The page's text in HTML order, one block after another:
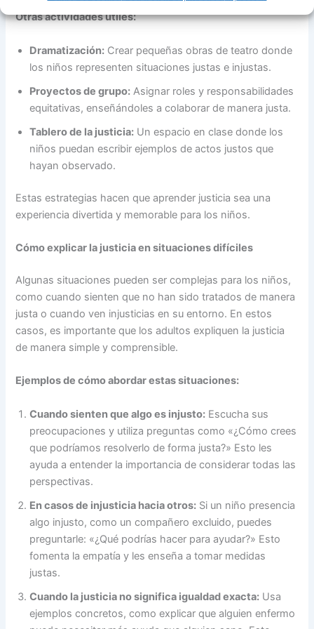
Otras actividades útiles:
Dramatización: Crear pequeñas obras de teatro donde
los niños representen situaciones justas e injustas.
Proyectos de grupo: Asignar roles y responsabilidades
equitativas, enseñándoles a colaborar de manera justa.
Tablero de la justicia: Un espacio en clase donde los
niños puedan escribir ejemplos de actos justos que
hayan observado.
Estas estrategias hacen que aprender justicia sea una
experiencia divertida y memorable para los niños.
Cómo explicar la justicia en situaciones difíciles
Algunas situaciones pueden ser complejas para los niños,
como cuando sienten que no han sido tratados de manera
justa o cuando ven injusticias en su entorno. En estos
casos, es importante que los adultos expliquen la justicia
de manera simple y comprensible.
Ejemplos de cómo abordar estas situaciones:
Cuando sienten que algo es injusto: Escucha sus
preocupaciones y utiliza preguntas como «¿Cómo crees
que podríamos resolverlo de forma justa?» Esto les
ayuda a entender la importancia de considerar todas las
perspectivas.
En casos de injusticia hacia otros: Si un niño presencia
algo injusto, como un compañero excluido, puedes
preguntarle: «¿Qué podrías hacer para ayudar?» Esto
fomenta la empatía y les enseña a tomar medidas
justas.
Cuando la justicia no significa igualdad exacta: Usa
ejemplos concretos, como explicar que alguien enfermo